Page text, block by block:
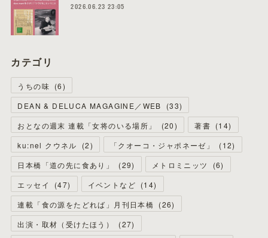
2026.06.23 23:05
カテゴリ
うちの味 (6)
DEAN & DELUCA MAGAGINE／WEB
(33)
おとなの週末 連載「女将のいる場所」
(20) 著書 (14)
ku:nel クウネル
(2) 「クオーコ・ジャポネーゼ」 (12)
日本橋「道の先に食あり」
(29) メトロミニッツ (6)
エッセイ
(47) イベントなど (14)
連載「食の源をたどれば」月刊日本橋 (26)
出演・取材（受けたほう）
(27)